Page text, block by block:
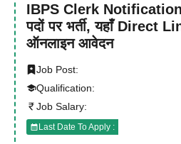
IBPS Clerk
पदों पर भर्ती, यहाँ Direct
ऑनलाइन आवेदन
Job Post:
Qualification:
Job Salary:
Last Date To Apply :